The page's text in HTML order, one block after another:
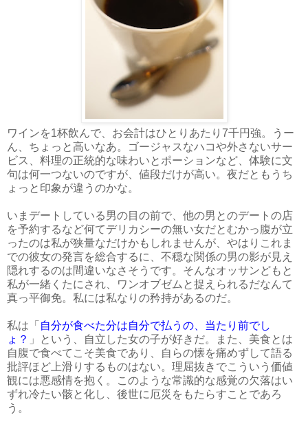
ワインを1杯飲んで、お会計はひとりあたり7千円強。うー
ん、ちょっと高いなあ。ゴージャスなハコや外さないサー
ビス、料理の正統的な味わいとポーションなど、体験に文
句は何一つないのですが、値段だけが高い。夜だともうち
ょっと印象が違うのかな。
いまデートしている男の目の前で、他の男とのデートの店
を予約するなど何てデリカシーの無い女だとむかっ腹が立
ったのは私が狭量なだけかもしれませんが、やはりこれま
での彼女の発言を総合するに、不穏な関係の男の影が見え
隠れするのは間違いなさそうです。そんなオッサンどもと
私が一緒くたにされ、ワンオブゼムと捉えられるだなんて
真っ平御免。私には私なりの矜持があるのだ。
私は「 自分が食べた分は自分で払うの、当たり前でし
ょ？ 」という、自立した女の子が好きだ。また、美食とは
自腹で食べてこそ美食であり、自らの懐を痛めずして語る
批評ほど上滑りするものはない。理屈抜きでこういう価値
観には悪感情を抱く。このような常識的な感覚の欠落はい
ずれ冷たい骸と化し、後世に厄災をもたらすことであろ
う。